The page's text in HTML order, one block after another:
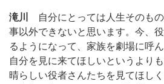
滝川
自分にとっては人生そのも
事以外できないと思います。今、
るようになって、家族を劇場に呼
自分を見に来てほしいというより
晴らしい役者さんたちを見てほし